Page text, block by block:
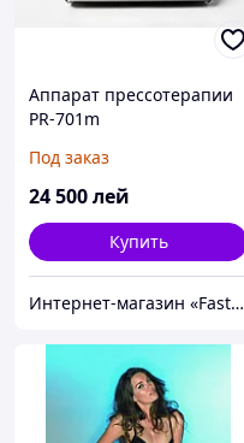
Аппарат прессотерапии
PR-701m
Под заказ
24 500лей
Купить
Интернет-магазин «FastShop»